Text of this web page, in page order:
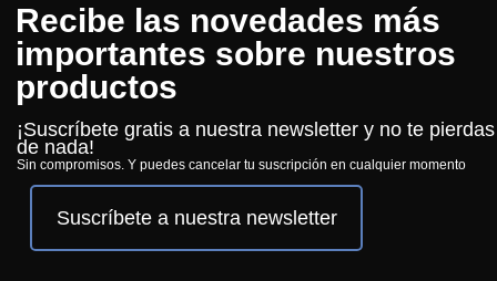
Recibe las novedades más
importantes sobre nuestros
productos
¡Suscríbete gratis a nuestra newsletter y no te pierdas
de nada!
Sin compromisos. Y puedes cancelar tu suscripción en cualquier momento
Suscríbete a nuestra newsletter